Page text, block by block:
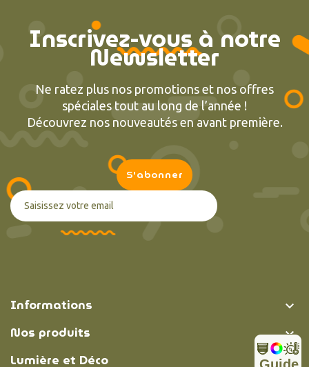
Inscrivez-vous à notre
Newsletter
Ne ratez plus nos promotions et nos offres
spéciales tout au long de l’année !
Découvrez nos nouveautés en avant première.
Informations 
Nos produits 
Lumière et Déco 